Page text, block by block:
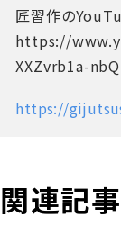
匠習作の
https://
XXZvrb1a-
https://
関連記事